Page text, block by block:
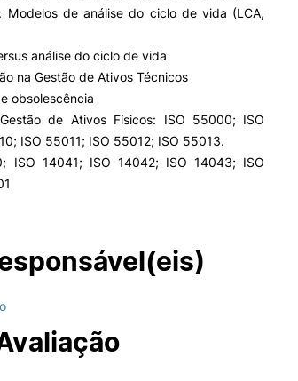
Modelos de análise do ciclo de vida (LCA,
análise do ciclo de vida
na Gestão de Ativos Técnicos
obsolescência
de Ativos Físicos: ISO 55000; ISO
ISO 55011; ISO 55012; ISO 55013.
ISO 14041; ISO 14042; ISO 14043; ISO